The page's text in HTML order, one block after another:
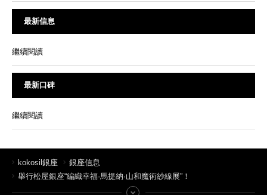
最新信息
繼續閱讀
最新口碑
繼續閱讀
kokosil銀座
銀座信息
舉行松屋銀座“編織幸福·馬提納·山和魔術紗線展”！